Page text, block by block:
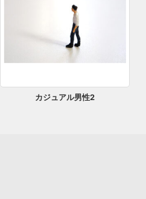
カジュアル男性2